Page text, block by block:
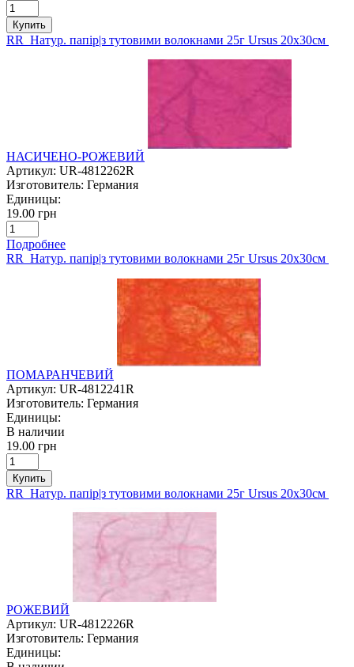
Купить
RR Натур. папір|з тутовими волокнами 25г Ursus 20х30см
НАСИЧЕНО-РОЖЕВИЙ
Артикул: UR-4812262R
Изготовитель: Германия
Единицы:
19.00 грн
Подробнее
RR Натур. папір|з тутовими волокнами 25г Ursus 20х30см
ПОМАРАНЧЕВИЙ
Артикул: UR-4812241R
Изготовитель: Германия
Единицы:
В наличии
19.00 грн
Купить
RR Натур. папір|з тутовими волокнами 25г Ursus 20х30см
РОЖЕВИЙ
Артикул: UR-4812226R
Изготовитель: Германия
Единицы: